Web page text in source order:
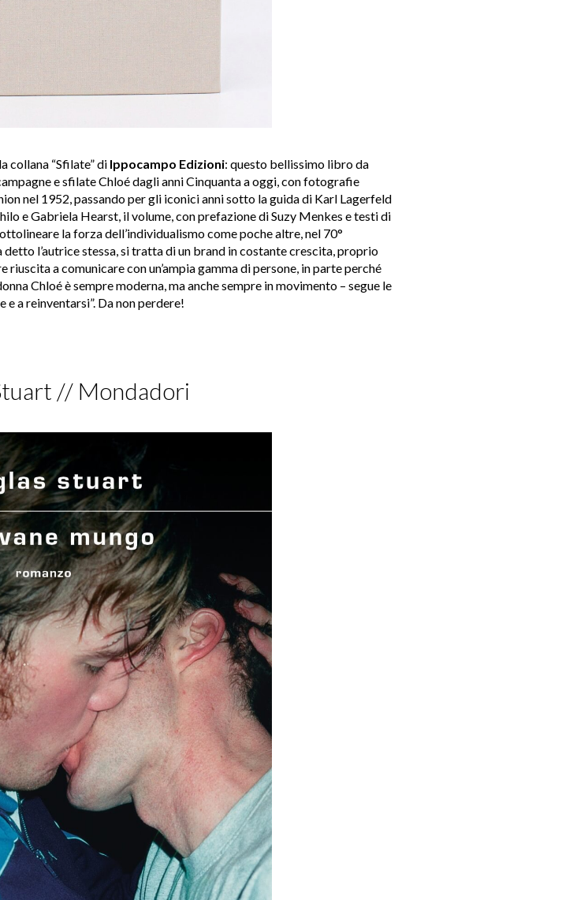
collana “Sfilate” di Ippocampo Edizioni: questo bellissimo libro da
e sfilate Chloé dagli anni Cinquanta a oggi, con fotografie
nel 1952, passando per gli iconici anni sotto la guida di Karl Lagerfeld
e Gabriela Hearst, il volume, con prefazione di Suzy Menkes e testi di
la forza dell’individualismo come poche altre, nel 70°
detto l’autrice stessa, si tratta di un brand in costante crescita, proprio
riuscita a comunicare con un’ampia gamma di persone, in parte perché
Chloé è sempre moderna, ma anche sempre in movimento – segue le
e a reinventarsi”. Da non perdere!
// Mondadori